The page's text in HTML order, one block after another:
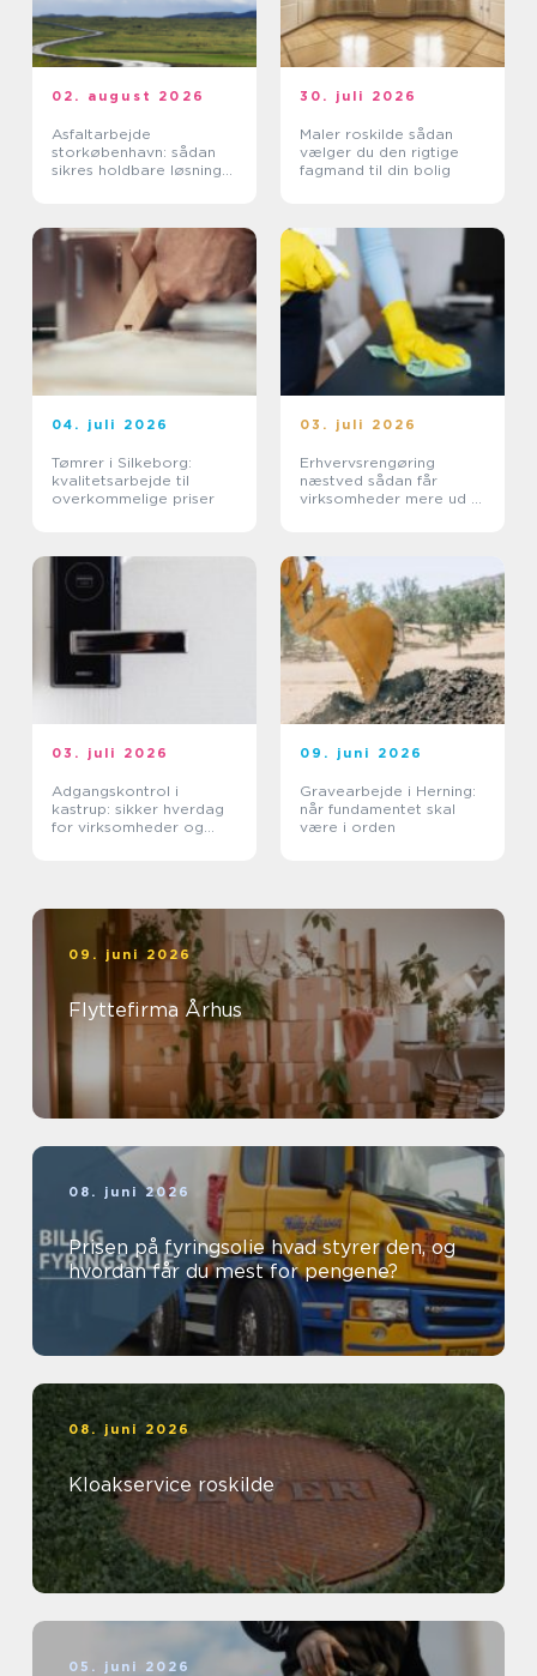
02. august 2026
Asfaltarbejde
storkøbenhavn: sådan
sikres holdbare løsninger
30. juli 2026
Maler roskilde sådan
vælger du den rigtige
fagmand til din bolig
04. juli 2026
Tømrer i Silkeborg:
kvalitetsarbejde til
overkommelige priser
03. juli 2026
Erhvervsrengøring
næstved sådan får
virksomheder mere ud af
03. juli 2026
Adgangskontrol i
kastrup: sikker hverdag
for virksomheder og
09. juni 2026
Gravearbejde i Herning:
når fundamentet skal
være i orden
09. juni 2026
Flyttefirma Århus
08. juni 2026
Prisen på fyringsolie hvad styrer den, og
hvordan får du mest for pengene?
08. juni 2026
Kloakservice roskilde
05. juni 2026